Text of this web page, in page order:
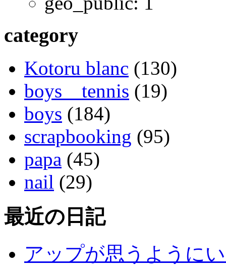
category
Kotoru blanc (130)
boys tennis (19)
boys (184)
scrapbooking (95)
papa (45)
nail (29)
最近の日記
アップが思うように